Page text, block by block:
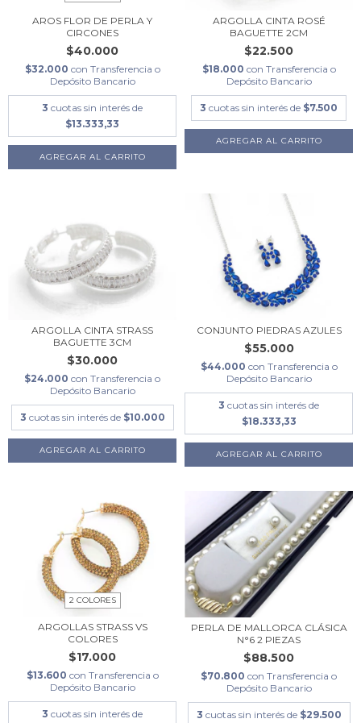
AROS FLOR DE PERLA Y
CIRCONES
$40.000
$32.000 con Transferencia o
Depósito Bancario
3 cuotas sin interés de
$13.333,33
AGREGAR AL CARRITO
ARGOLLA CINTA ROSÉ
BAGUETTE 2CM
$22.500
$18.000 con Transferencia o
Depósito Bancario
3 cuotas sin interés de $7.500
ARGOLLA CINTA STRASS
BAGUETTE 3CM
$30.000
$24.000 con Transferencia o
Depósito Bancario
3 cuotas sin interés de $10.000
CONJUNTO PIEDRAS AZULES
$55.000
$44.000 con Transferencia o
Depósito Bancario
3 cuotas sin interés de
$18.333,33
2 COLORES
ARGOLLAS STRASS VS
COLORES
$17.000
$13.600 con Transferencia o
Depósito Bancario
3 cuotas sin interés de
PERLA DE MALLORCA CLÁSICA
N°6 2 PIEZAS
$88.500
$70.800 con Transferencia o
Depósito Bancario
3 cuotas sin interés de $29.500